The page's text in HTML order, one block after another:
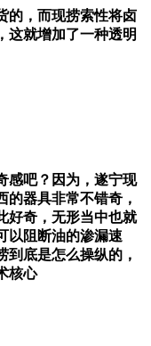
的，而现捞索性将卤
这就增加了一种透明
感吧？因为，遂宁现
的器具非常不错奇，
好奇，无形当中也就
以阻断油的渗漏速
到底是怎么操纵的，
核心